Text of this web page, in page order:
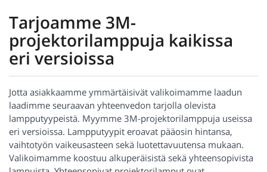
Tarjoamme 3M-
projektorilamppuja kaikissa
eri versioissa
Jotta asiakkaamme ymmärtäisivät valikoimamme laadun
laadimme seuraavan yhteenvedon tarjolla olevista
lampputyypeistä. Myymme 3M-projektorilamppuja useissa
eri versioissa. Lampputyypit eroavat pääosin hintansa,
vaihtotyön vaikeusasteen sekä luotettavuutensa mukaan.
Valikoimamme koostuu alkuperäisistä sekä yhteensopivista